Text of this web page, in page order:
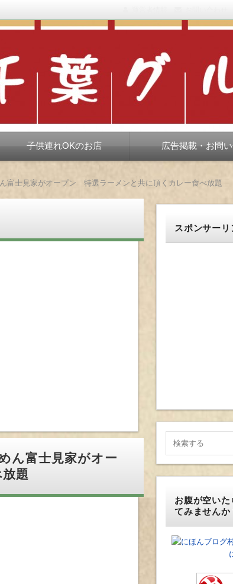
歩き。だいたい当たりますが、時々派手にスベります。
子供連れOKのお店 広告掲載・お問
富士見家がオープン 特選ラーメンと共に頂くカレー食べ放題
ん富士見家がオー
題
スポンサーリ
お腹が空い
てみませんか